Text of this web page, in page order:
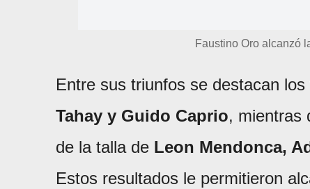
Faustino Oro alcanzó
Entre sus triunfos se destacan los
Tahay y Guido Caprio, mientras
de la talla de Leon Mendonca,
Estos resultados le permitieron